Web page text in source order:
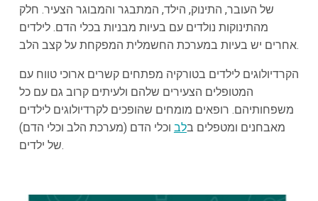
של העובר, התינוק, הילד, המתבגר והמבוגר הצעיר. חלק
מהתינוקות נולדים עם בעיות מבניות בכלי הדם. לילדים
אחרים יש בעיות במערכת החשמלית המפקחת על קצב הלב.
הקרדיולוגים לילדים בטורקיה מפתחים קשרים ארוכי טווח עם
המטופלים הצעירים שלהם ולעיתים קרוב גם עם כל
משפחותיהם. רופאים מומחים שהופכים לקרדיולוגים לילדים
מאבחנים ומטפלים בלב וכלי הדם (מערכת הלב וכלי הדם)
של ילדים.